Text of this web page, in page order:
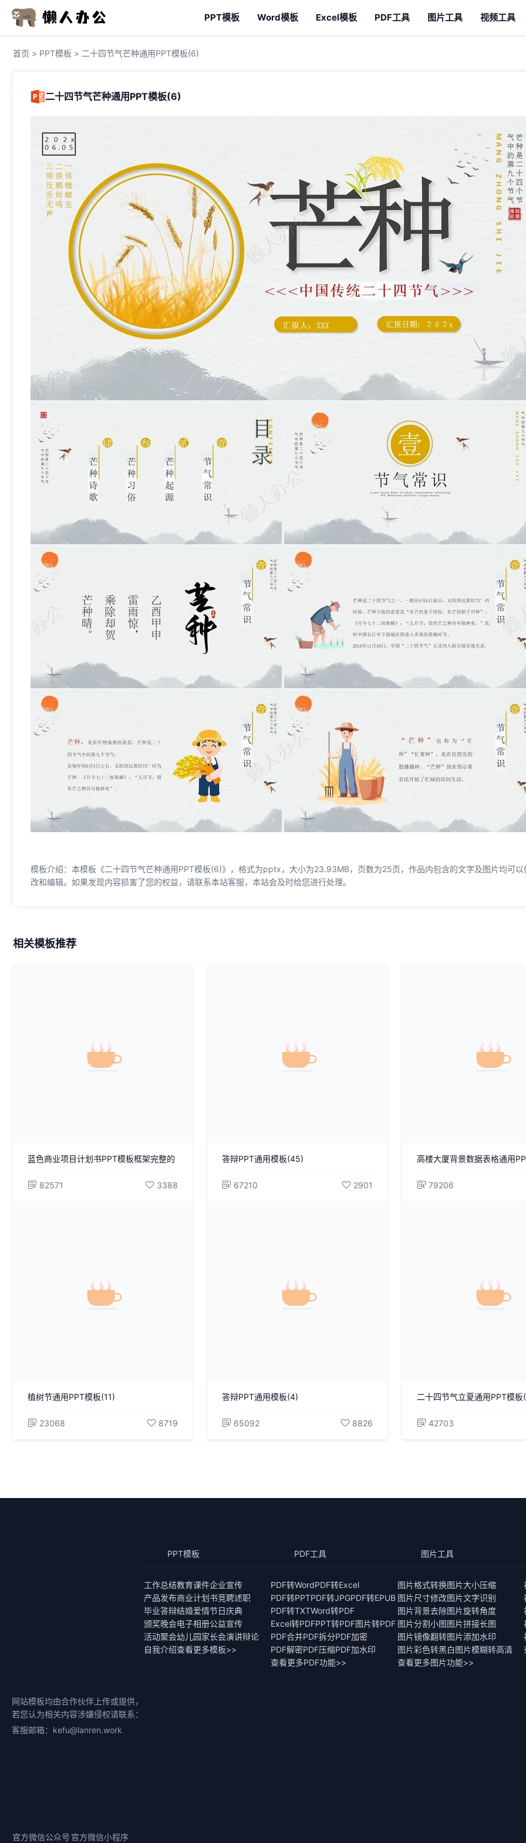
PPT模板 Word模板 Excel模板 PDF工具 图片工具 视频工具
首页 > PPT模板 > 二十四节气芒种通用PPT模板(6)
二十四节气芒种通用PPT模板(6)
模板介绍：本模板《二十四节气芒种通用PPT模板(6)》，格式为pptx，大小为23.93MB，页数为25页，作品内包含的文字及图片均可以
改和编辑。如果发现内容损害了您的权益，请联系本站客服，本站会及时给您进行处理。
相关模板推荐
蓝色商业项目计划书PPT模板框架完整的
82571 3388
答辩PPT通用模板(45)
67210 2901
高楼大厦背景数据表格通用
79206
植树节通用PPT模板(11)
23068 8719
答辩PPT通用模板(4)
65092 8826
二十四节气立夏通用PPT模板
42703
网站模板均由合作伙伴上传或提供，
若您认为相关内容涉嫌侵权请联系：
客服邮箱：kefu@lanren.work
官方微信公众号 官方微信小程序
PPT模板
工作总结教育课件企业宣传
产品发布商业计划书竞聘述职
毕业答辩结婚爱情节日庆典
颁奖晚会电子相册公益宣传
活动聚会幼儿园家长会演讲辩论
自我介绍查看更多模板>>
PDF工具
PDF转WordPDF转Excel
PDF转PPTPDF转JPGPDF转EPUB
PDF转TXTWord转PDF
Excel转PDFPPT转PDF图片转PDF
PDF合并PDF拆分PDF加密
PDF解密PDF压缩PDF加水印
查看更多PDF功能>>
图片工具
图片格式转换图片大小压缩
图片尺寸修改图片文字识别
图片背景去除图片旋转角度
图片分割小图图片拼接长图
图片镜像翻转图片添加水印
图片彩色转黑白图片模糊转高清
查看更多图片功能>>